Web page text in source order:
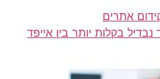
אתרים
בקלות יותר בין אייפד